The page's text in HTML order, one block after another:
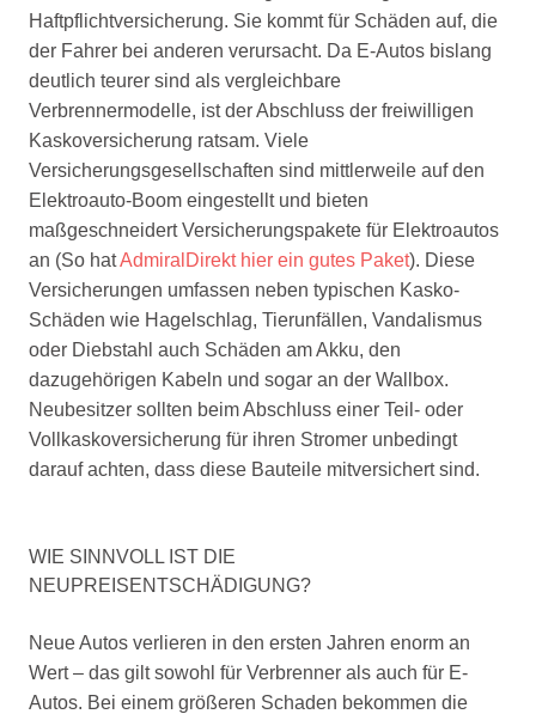
Haftpflichtversicherung. Sie kommt für Schäden auf, die
der Fahrer bei anderen verursacht. Da E-Autos bislang
deutlich teurer sind als vergleichbare
Verbrennermodelle, ist der Abschluss der freiwilligen
Kaskoversicherung ratsam. Viele
Versicherungsgesellschaften sind mittlerweile auf den
Elektroauto-Boom eingestellt und bieten
maßgeschneidert Versicherungspakete für Elektroautos
an (So hatAdmiralDirekt hier ein gutes Paket). Diese
Versicherungen umfassen neben typischen Kasko-
Schäden wie Hagelschlag, Tierunfällen, Vandalismus
oder Diebstahl auch Schäden am Akku, den
dazugehörigen Kabeln und sogar an der Wallbox.
Neubesitzer sollten beim Abschluss einer Teil- oder
Vollkaskoversicherung für ihren Stromer unbedingt
darauf achten, dass diese Bauteile mitversichert sind.
WIE SINNVOLL IST DIE
NEUPREISENTSCHÄDIGUNG?
Neue Autos verlieren in den ersten Jahren enorm an
Wert – das gilt sowohl für Verbrenner als auch für E-
Autos. Bei einem größeren Schaden bekommen die